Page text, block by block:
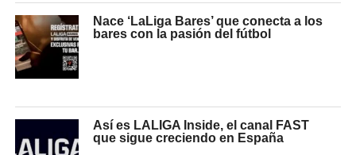
Nace ‘LaLiga Bares’ que conecta a los
bares con la pasión del fútbol
Así es LALIGA Inside, el canal FAST
que sigue creciendo en España